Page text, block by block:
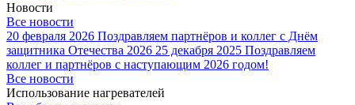
Новости
Все новости
20 февраля 2026 Поздравляем партнёров и коллег с Днём
защитника Отечества 2026 25 декабря 2025 Поздравляем
коллег и партнёров с наступающим 2026 годом!
Все новости
Использование нагревателей